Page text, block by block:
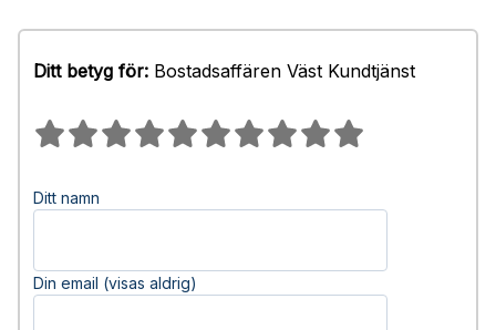
Ditt betyg för: Bostadsaffären Väst Kundtjänst
Ditt namn
Din email (visas aldrig)